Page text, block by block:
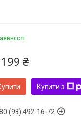
₴
Купити з
(98) 492-16-72